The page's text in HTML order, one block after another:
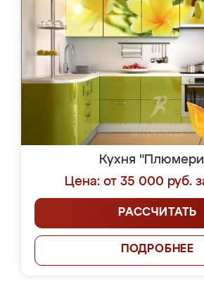
Кухня
Цена: от 35 000 руб.
РАССЧИТАТЬ
ПОДРОБНЕЕ